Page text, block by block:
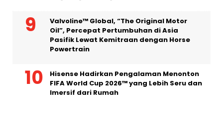
Valvoline™ Global, “The Original Motor
Oil”, Percepat Pertumbuhan di Asia
Pasifik Lewat Kemitraan dengan Horse
Powertrain
Hisense Hadirkan Pengalaman Menonton
FIFA World Cup 2026™ yang Lebih Seru dan
Imersif dari Rumah